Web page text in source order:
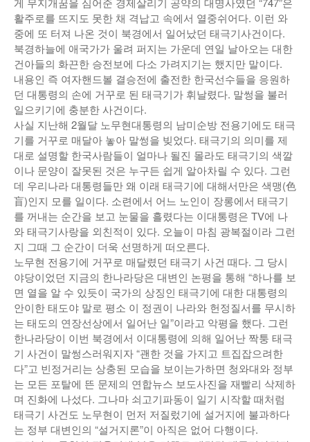
낚시/비치
골프
활주로를 뜨지도 못한 채 격납고 속에서 열중쉬어다. 이런 와
중에 또 터져 나온 것이 북경에서 일어났던 태극기사건이다.
북경하늘에 애국가가 울려 퍼지는 가운데 연일 날아오는 대한
건아들의 화끈한 승전보에 다소 가려지기는 했지만 말이다.
내용인 즉 여자핸드볼 결승전에 출전한 한국선수들을 응원하
던 대통령의 손에 거꾸로 된 태극기가 휘날렸다. 말썽을 불러
일으키기에 충분한 사건이다.
사실 지난해 2월달 노무현대통령의 남미순방 전용기에도 태극
기를 거꾸로 매달아 놓아 말썽을 빚었다. 태극기의 의미를 제
대로 설명할 한국사람들이 얼마나 될진 몰라도 태극기의 색깔
이나 문양이 잘못된 것은 누구든 쉽게 알아차릴 수 있다. 그런
데 우리나라 대통령들만 왜 이래 태극기에 대해서만은 색맹(色
盲)인지 모를 일이다. 소련에서 어느 노인이 장롱에서 태극기
를 꺼내는 순간을 보고 눈물을 흘렸다는 이대통령은 TV에 나
와 태극기사랑을 외친적이 있다. 오늘이 마침 광복절이라 그런
지 그때 그 순간이 더욱 선명하게 떠오른다.
노무현 전용기에 거꾸로 매달렸던 태극기 사건 때다. 그 당시
야당이었던 지금의 한나라당은 대변인 논평을 통해 “하나를 보
면 열을 알 수 있듯이 국가의 상징인 태극기에 대한 대통령의
안이한 태도야 말로 평소 이 정권이 나라와 헌정질서를 무시하
는 태도의 연장선상에서 일어난 일”이라고 악평을 했다. 그런
한나라당이 이번 북경에서 이대통령에 의해 일어난 짝퉁 태극
기 사건이 말썽스러워지자 “괜한 것을 가지고 트집잡으려한
다”고 빈정거리는 상충된 모습을 보이는가하면 청와대와 정부
는 모든 포탈에 뜬 문제의 연합뉴스 보도사진을 재빨리 삭제하
며 진화에 나섰다. 그나마 쇠고기파동이 일기 시작할 때처럼
태극기 사건도 노무현이 먼저 저질렀기에 설거지에 불과하다
는 정부 대변인의 “설거지론”이 아직은 없어 다행이다.